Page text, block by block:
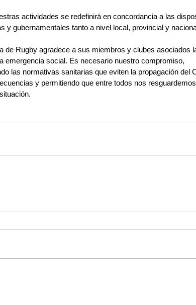
actividades se redefinirá en concordancia a las
y gubernamentales tanto a nivel local, provincial y
de Rugby agradece a sus miembros y clubes asociados
emergencia social. Es necesario nuestro compromiso,
las normativas sanitarias que eviten la propagación del
y permitiendo que entre todos nos